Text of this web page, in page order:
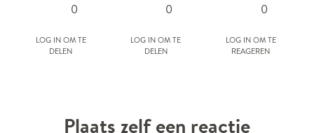
0
Log in om te
delen
0
Log in om te
delen
0
Log in om te
reageren
Plaats zelf een reactie